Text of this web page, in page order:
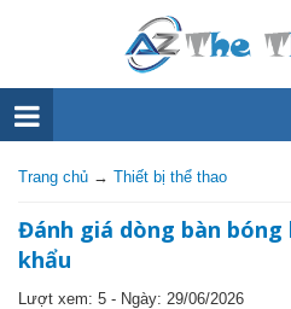
Trang chủ → Thiết bị thể thao
Đánh giá dòng bàn bóng
khẩu
Lượt xem: 5 - Ngày: 29/06/2026